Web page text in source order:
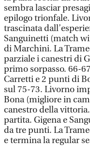
sembra lasciar
epilogo trionfale.
trascinata
Sanguinetti (match
di Marchini. La
parziale i canestri di
primo sorpasso. 66-
Carretti e 2 punti di
sul 75-73. Livorno
Bona (migliore in
canestro della
partita. Gigena e
da tre punti. La
e termina la regular